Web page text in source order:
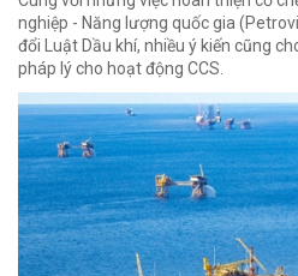
nghiệp - Năng lượng quốc gia
đổi Luật Dầu khí, nhiều ý kiến cũng
pháp lý cho hoạt động CCS.